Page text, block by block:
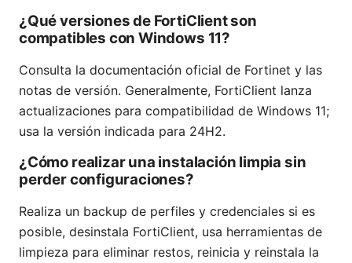
¿Qué versiones de FortiClient son
compatibles con Windows 11?
Consulta la documentación oficial de Fortinet y las
notas de versión. Generalmente, FortiClient lanza
actualizaciones para compatibilidad de Windows 11;
usa la versión indicada para 24H2.
¿Cómo realizar una instalación limpia sin
perder configuraciones?
Realiza un backup de perfiles y credenciales si es
posible, desinstala FortiClient, usa herramientas de
limpieza para eliminar restos, reinicia y reinstala la